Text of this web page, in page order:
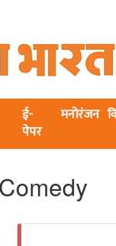
ई-
पेपर
मनोरंजन